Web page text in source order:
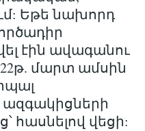
Եթե նախորդ
էին ավագանու
մարտ ամսին
ազգակիցների
հասնելով վեցի: